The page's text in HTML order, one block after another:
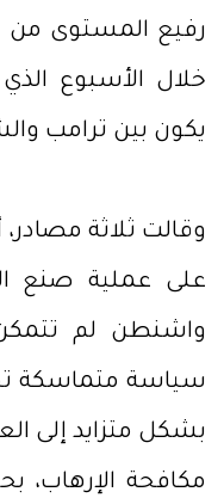
رفيع المستوى من
خلال الأسبوع
يكون بين ترامب
وقالت ثلاثة
على عملية صنع
واشنطن لم
سياسة متماسكة
بشكل متزايد إلى
مكافحة الإرهاب،